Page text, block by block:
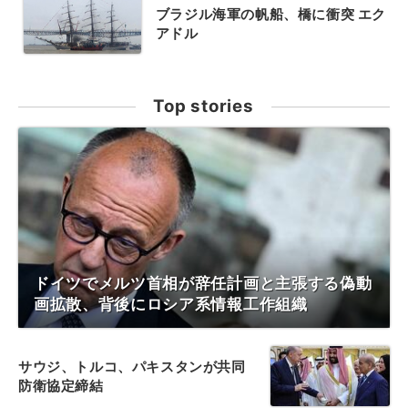
ブラジル海軍の帆船、橋に衝突 エク
アドル
Top stories
ドイツでメルツ首相が辞任計画と主張する偽動
画拡散、背後にロシア系情報工作組織
サウジ、トルコ、パキスタンが共同
防衛協定締結